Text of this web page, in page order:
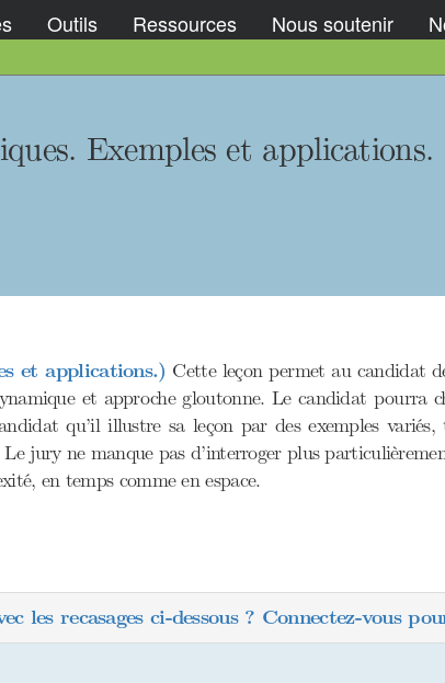
Outils Ressources Nous soutenir
Exemples et applications.
et applications.) Cette leçon permet au candidat
et approche gloutonne. Le candidat pourra
qu’il illustre sa leçon par des exemples variés,
jury ne manque pas d’interroger plus
en temps comme en espace.
les recasages ci-dessous ? Connectez-vous